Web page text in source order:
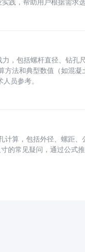
践，帮助用户根据需求
，包括螺杆直径、钻孔
方法和典型数值（如混
员参考。
计算，包括外径、螺距
寸的常见疑问，通过公式